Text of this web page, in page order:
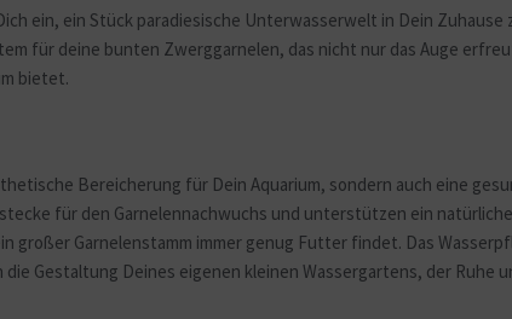
ein, ein Stück paradiesische Unterwasserwelt in Dein
für deine bunten Zwerggarnelen, das nicht nur das Auge
bietet.
Bereicherung für Dein Aquarium, sondern auch eine
für den Garnelennachwuchs und unterstützen ein
großer Garnelenstamm immer genug Futter findet. Das
Gestaltung Deines eigenen kleinen Wassergartens, der Ruhe